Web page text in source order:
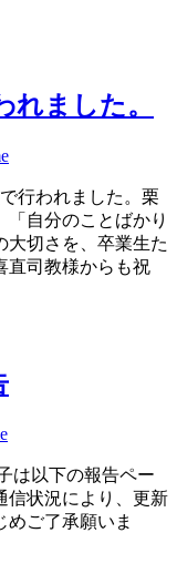
れました。
行われました。栗
自分のことばかり
大切さを、卒業生た
直司教様からも祝
は以下の報告ペー
信状況により、更新
めご了承願いま